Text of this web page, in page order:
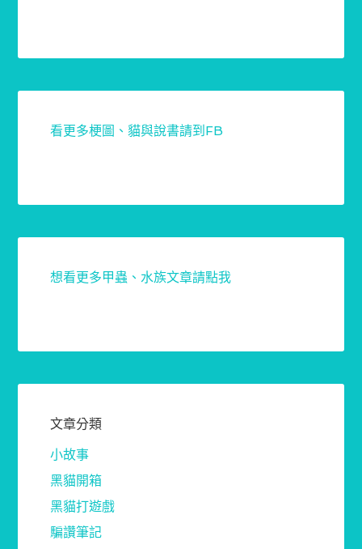
看更多梗圖、貓與說書請到FB
想看更多甲蟲、水族文章請點我
文章分類
小故事
黑貓開箱
黑貓打遊戲
騙讚筆記